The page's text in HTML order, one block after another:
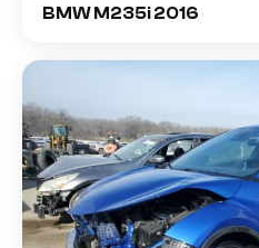
BMW M235i 2016